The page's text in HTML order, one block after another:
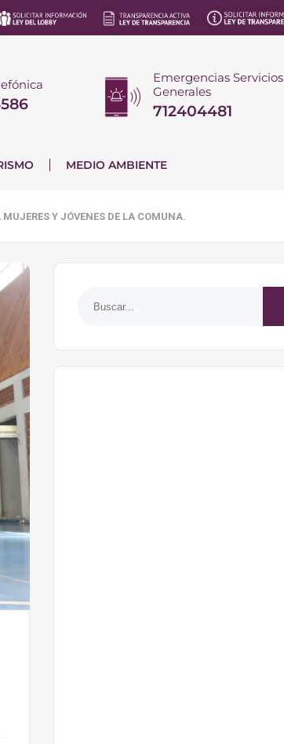
Emergencias Servicios
Generales
712404481
MEDIO AMBIENTE
Y JÓVENES DE LA COMUNA.